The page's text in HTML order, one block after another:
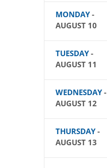
MONDAY-
AUGUST 10
TUESDAY-
AUGUST 11
WEDNESDAY-
AUGUST 12
THURSDAY-
AUGUST 13